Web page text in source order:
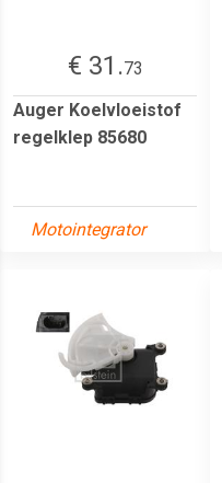
€ 31.73
Auger Koelvloeistof
regelklep 85680
Motointegrator